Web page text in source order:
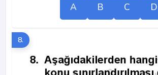
A B C D
8.